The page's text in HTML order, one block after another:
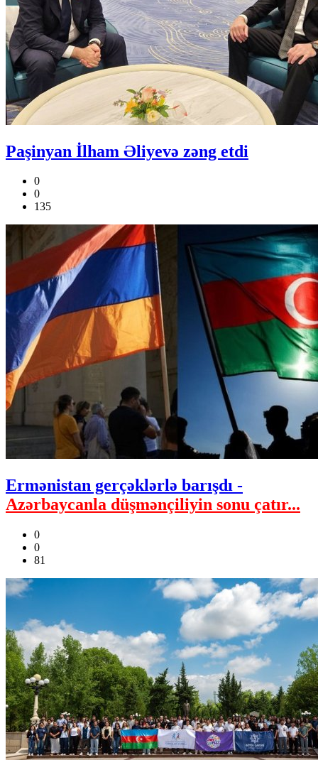
Paşinyan İlham Əliyevə zəng etdi
0
0
135
Ermənistan gerçəklərlə barışdı -
Azərbaycanla düşmənçiliyin sonu çatır...
0
0
81